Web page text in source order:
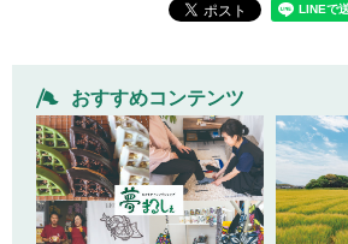
おすすめコンテンツ